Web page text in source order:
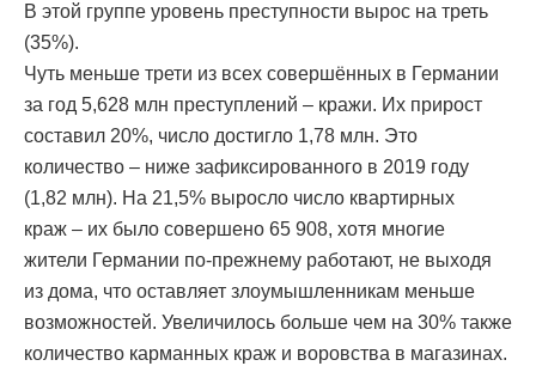
В этой группе уровень преступности вырос на треть
(35%).
Чуть меньше трети из всех совершённых в Германии
за год 5,628 млн преступлений – кражи. Их прирост
составил 20%, число достигло 1,78 млн. Это
количество – ниже зафиксированного в 2019 году
(1,82 млн). На 21,5% выросло число квартирных
краж – их было совершено 65 908, хотя многие
жители Германии по-прежнему работают, не выходя
из дома, что оставляет злоумышленникам меньше
возможностей. Увеличилось больше чем на 30% также
количество карманных краж и воровства в магазинах.